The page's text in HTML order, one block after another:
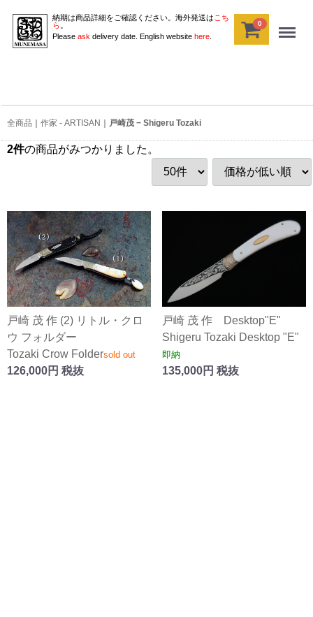
納期は商品詳細をご確認ください。海外発送は こち
ら 。
Please ask delivery date. English website here
0 Menu
全商品 作家 - ARTISAN 戸崎茂 − Shigeru Tozaki
2件の商品がみつかりました。
戸崎 茂 作 (2) リトル・クロ
ウ フォルダー
Tozaki Crow Foldersold out
126,000円 税抜
戸崎 茂 作 Desktop"E"
Shigeru Tozaki Desktop "E"
即納
135,000円 税抜